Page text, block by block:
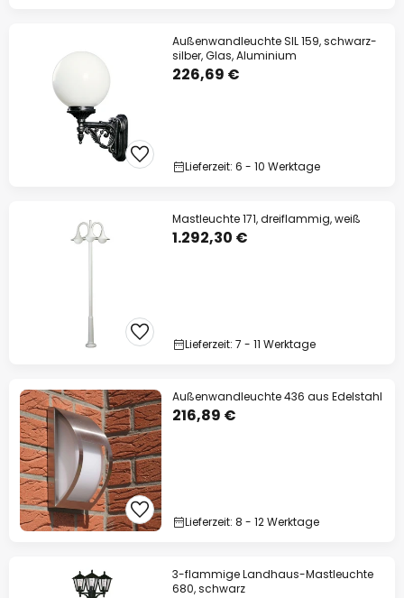
Außenwandleuchte SIL 159, schwarz-
silber, Glas, Aluminium
226,69 €
Lieferzeit: 6 - 10 Werktage
Mastleuchte 171, dreiflammig, weiß
1.292,30 €
Lieferzeit: 7 - 11 Werktage
Außenwandleuchte 436 aus Edelstahl
216,89 €
Lieferzeit: 8 - 12 Werktage
3-flammige Landhaus-Mastleuchte
680, schwarz